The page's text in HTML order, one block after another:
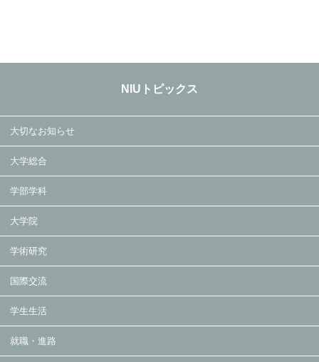
NIUトピックス
大切なお知らせ
大学総合
学部学科
大学院
学術研究
国際交流
学生生活
就職・進路